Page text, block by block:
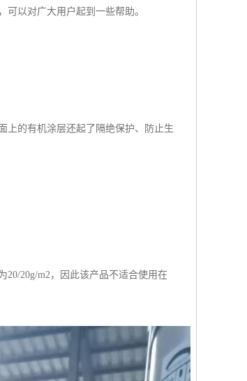
以对广大用户起到一些帮助。
上的有机涂层还起了隔绝保护、防止生
20g/m2，因此该产品不适合使用在